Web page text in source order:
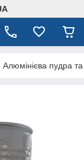
Алюмінієва пудра